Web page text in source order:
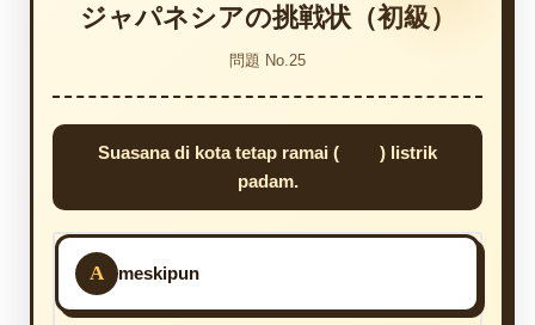
ジャパネシアの挑戦状（初級）
問題 No.25
Suasana di kota tetap ramai ( ) listrik
padam.
A meskipun